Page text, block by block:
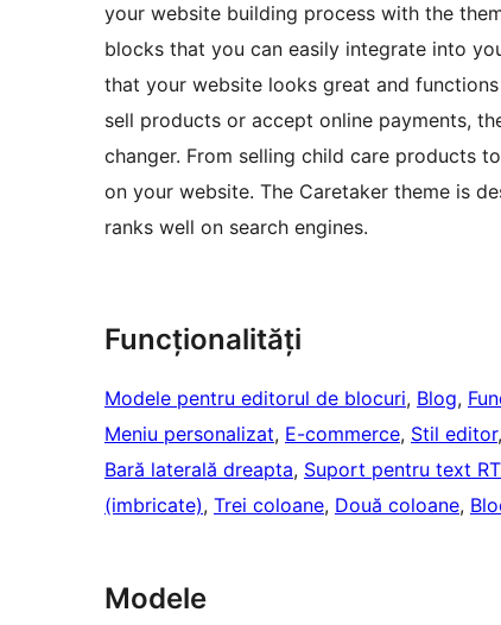
your website building process with the
blocks that you can easily integrate into
that your website looks great and
sell products or accept online payments,
changer. From selling child care products
on your website. The Caretaker theme is
ranks well on search engines.
Funcționalități
Modele pentru editorul de blocuri, Blog,
Meniu personalizat, E-commerce, Stil editor,
Bară laterală dreapta, Suport pentru text
(imbricate), Trei coloane, Două coloane,
Modele